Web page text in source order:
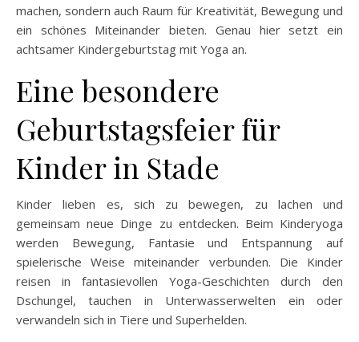
machen, sondern auch Raum für Kreativität, Bewegung und
ein schönes Miteinander bieten. Genau hier setzt ein
achtsamer Kindergeburtstag mit Yoga an.
Eine besondere
Geburtstagsfeier für
Kinder in Stade
Kinder lieben es, sich zu bewegen, zu lachen und
gemeinsam neue Dinge zu entdecken. Beim Kinderyoga
werden Bewegung, Fantasie und Entspannung auf
spielerische Weise miteinander verbunden. Die Kinder
reisen in fantasievollen Yoga-Geschichten durch den
Dschungel, tauchen in Unterwasserwelten ein oder
verwandeln sich in Tiere und Superhelden.